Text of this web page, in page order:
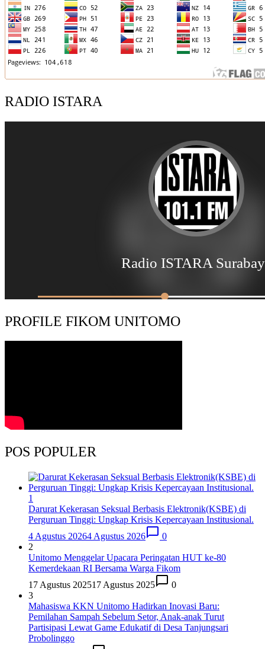
RADIO ISTARA
PROFILE FIKOM UNITOMO
POS POPULER
1
Darurat Kekerasan Seksual Berbasis Elektronik(KSBE) di
Perguruan Tinggi: Ungkap Krisis Kepercayaan Institusional.
4 Agustus 20264 Agustus 2026
0
2
Unitomo Menggelar Upacara Peringatan HUT ke-80
Kemerdekaan RI Bersama Warga Fikom
17 Agustus 202517 Agustus 2025
0
3
Mahasiswa KKN Unitomo Hadirkan Inovasi Baru:
Pemilahan Sampah Sebelum Setor, Anak-anak Turut
Partisipasi Lewat Game Edukatif di Desa Tanjungsari
Probolinggo